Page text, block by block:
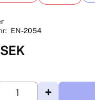
+
EN-2054